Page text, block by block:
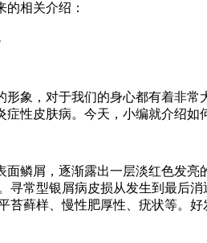
相关介绍：
，对于我们的身心都有着非常
性皮肤病。今天，小编就介绍如
鳞屑，逐渐露出一层淡红色发亮
常型银屑病皮损从发生到最后
藓样、慢性肥厚性、疣状等。